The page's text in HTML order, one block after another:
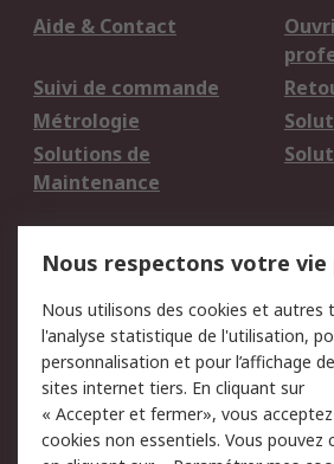
Aide & Contact
Suivi de commande
Métrologie
Solutions de
Maintenance
du site
Politique de protection
des données - Mise à
jour
Conditions générales
Nous respectons votre vie
Nous utilisons des cookies et autres
l'analyse statistique de l'utilisation,
personnalisation et pour l’affichage
sites internet tiers. En cliquant sur
« Accepter et fermer», vous
cookies non essentiels. Vous pouvez